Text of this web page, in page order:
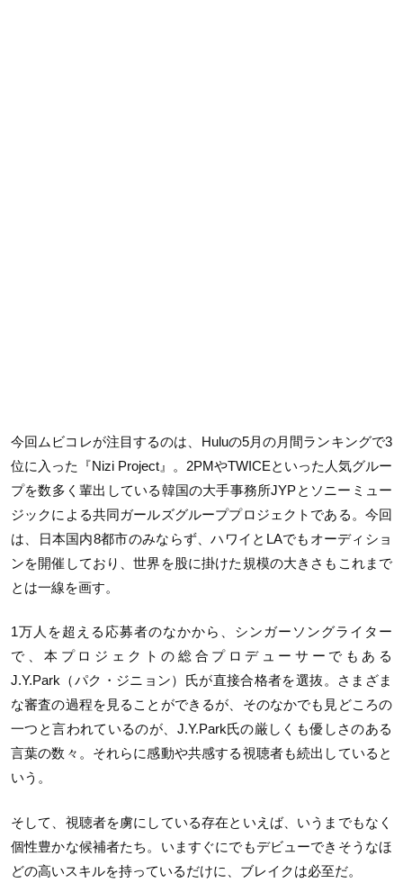
今回ムビコレが注目するのは、Huluの5月の月間ランキングで3
位に入った『Nizi Project』。2PMやTWICEといった人気グルー
プを数多く輩出している韓国の大手事務所JYPとソニーミュー
ジックによる共同ガールズグループプロジェクトである。今回
は、日本国内8都市のみならず、ハワイとLAでもオーディショ
ンを開催しており、世界を股に掛けた規模の大きさもこれまで
とは一線を画す。
1万人を超える応募者のなかから、シンガーソングライター
で、本プロジェクトの総合プロデューサーでもある
J.Y.Park（パク・ジニョン）氏が直接合格者を選抜。さまざま
な審査の過程を見ることができるが、そのなかでも見どころの
一つと言われているのが、J.Y.Park氏の厳しくも優しさのある
言葉の数々。それらに感動や共感する視聴者も続出していると
いう。
そして、視聴者を虜にしている存在といえば、いうまでもなく
個性豊かな候補者たち。いますぐにでもデビューできそうなほ
どの高いスキルを持っているだけに、ブレイクは必至だ。